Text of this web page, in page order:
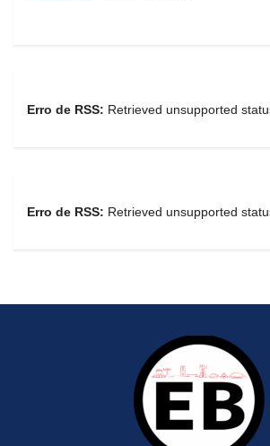
Erro de RSS: Retrieved unsupported
Erro de RSS: Retrieved unsupported